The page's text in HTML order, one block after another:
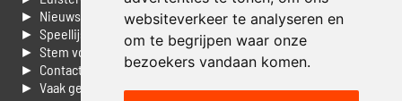
websiteverkeer te analyseren en
om te begrijpen waar onze
bezoekers vandaan komen.
► Nieuws
► Speellijst
► Stem voor de Dag top 3
► Contacteer ons
► Vaak gestelde vragen